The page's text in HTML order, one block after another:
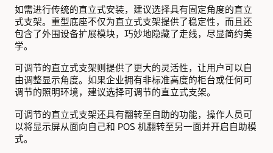
如需进行传统的直立式安装，建议选择具有固定角度的直立
式支架。重型底座不仅为直立式支架提供了稳定性，而且还
包含了外围设备扩展模块，巧妙地隐藏了走线，尽显简约美
学。
可调节的直立式支架则提供了更大的灵活性，让用户可以自
由调整显示角度。如果企业拥有非标准高度的柜台或任何可
调节的照明环境，建议选择可调节的直立式支架。
可调节的直立式支架还具有翻转至自助的功能，操作人员可
以将显示屏从面向自己和 POS 机翻转至另一面并开启自助模
式。